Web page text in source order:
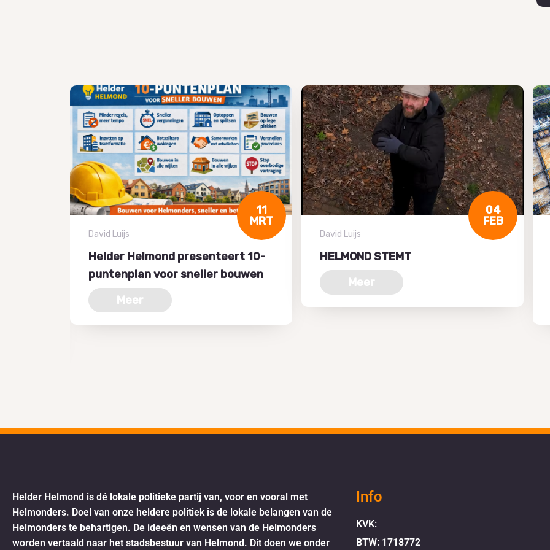
11
MRT
David Luijs
Helder Helmond presenteert 10-
puntenplan voor sneller bouwen
Meer
04
FEB
David Luijs
HELMOND STEMT
Meer
Helder Helmond is dé lokale politieke partij van, voor en vooral met
Helmonders. Doel van onze heldere politiek is de lokale belangen van de
Helmonders te behartigen. De ideeën en wensen van de Helmonders
worden vertaald naar het stadsbestuur van Helmond. Dit doen we onder
Info
KVK:
BTW: 1718772